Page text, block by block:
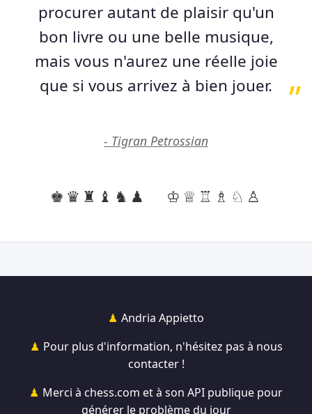
procurer autant de plaisir qu'un
bon livre ou une belle musique,
mais vous n'aurez une réelle joie
que si vous arrivez à bien jouer.
- Tigran Petrossian
♚♛♜♝♞♟ ♔♕♖♗♘♙
Andria Appietto
Pour plus d'information, n'hésitez pas à nous
contacter !
Merci à chess.com et à son API publique pour
générer le problème du jour